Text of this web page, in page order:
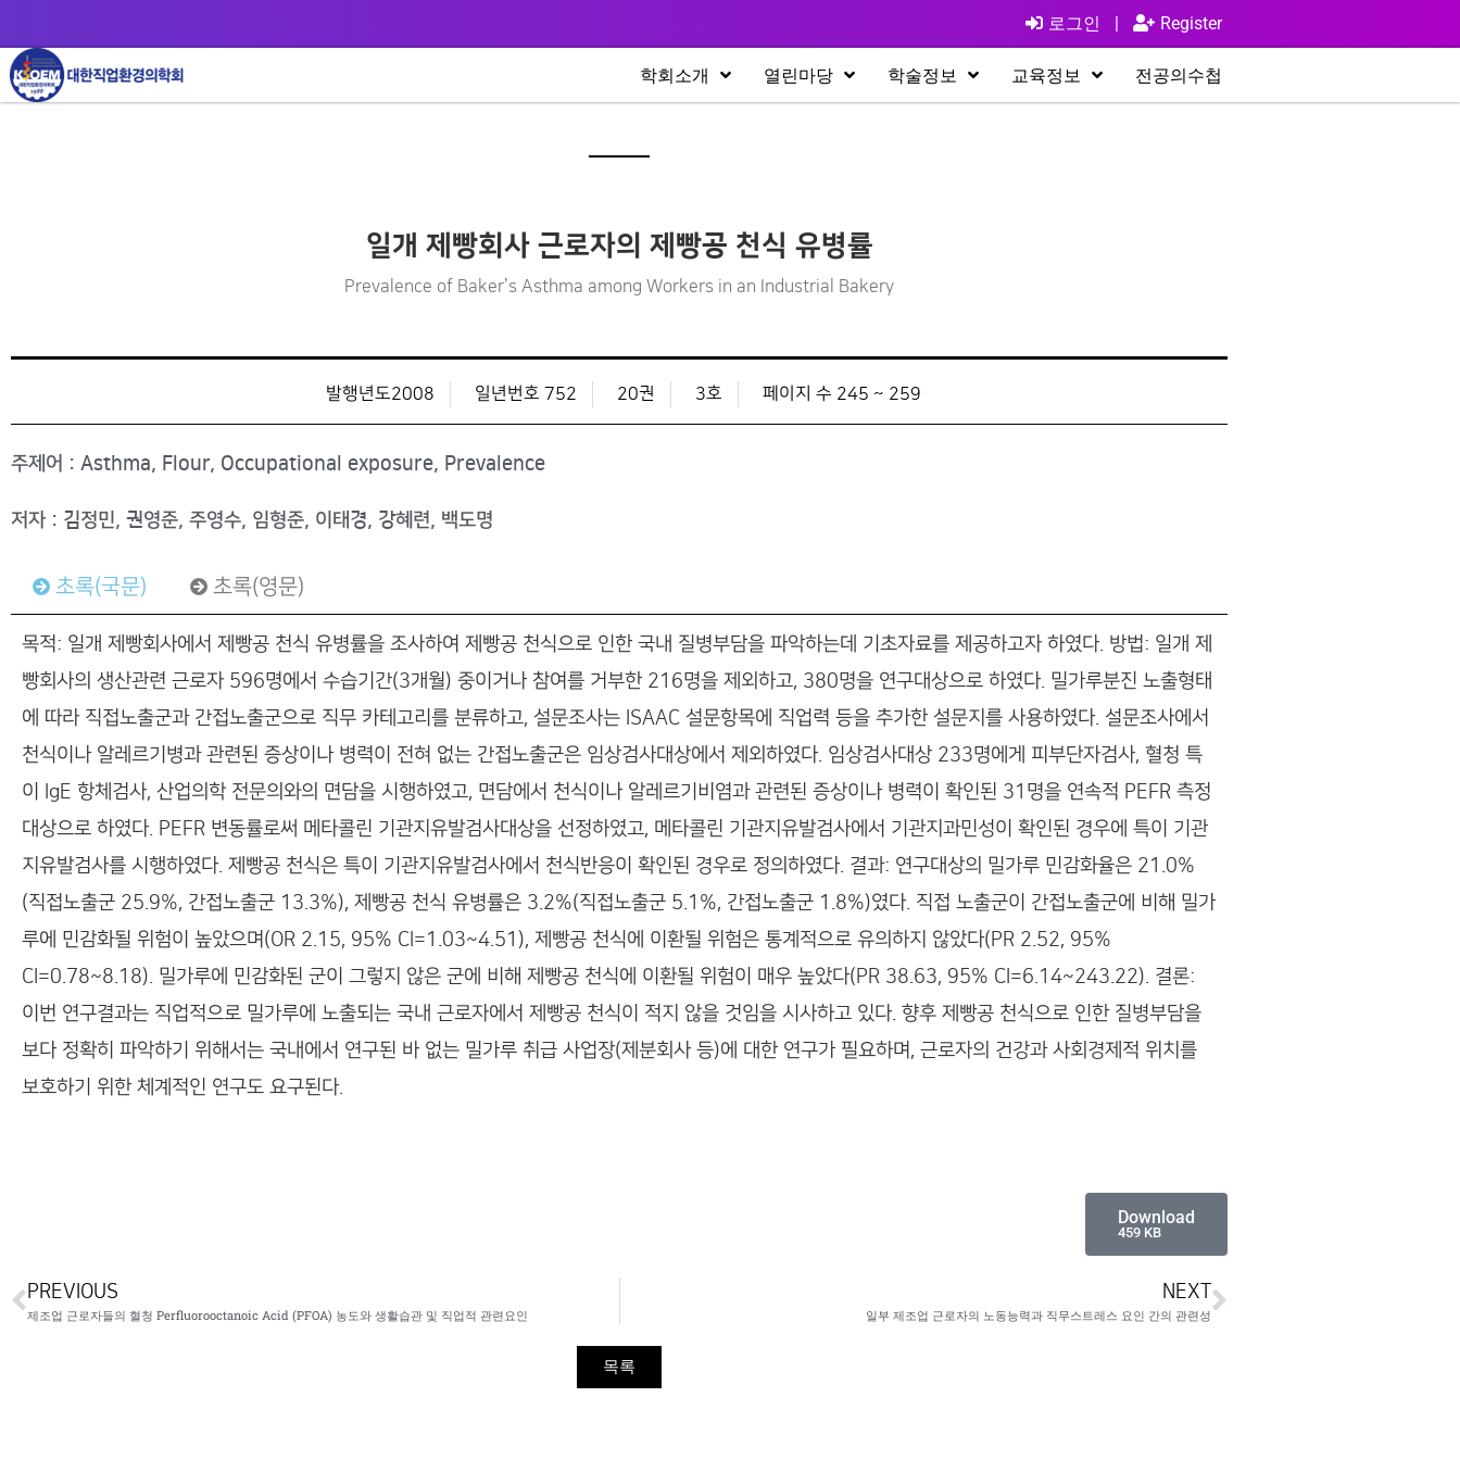
로그인 | Register
학회소개 열린마당 학술정보 교육정보 전공의수첩
일개 제빵회사 근로자의 제빵공 천식 유병률
Prevalence of Baker’s Asthma among Workers in an Industrial Bakery
발행년도2008 일년번호 752 20권 3호 페이지 수 245 ~ 259
주제어 : Asthma, Flour, Occupational exposure, Prevalence
저자 : 김정민, 권영준, 주영수, 임형준, 이태경, 강혜련, 백도명
초록(국문) 초록(영문)
목적: 일개 제빵회사에서 제빵공 천식 유병률을 조사하여 제빵공 천식으로 인한 국내 질병부담을 파악하는데 기초자료를 제공하고자 하였다. 방법: 일개 제
빵회사의 생산관련 근로자 596명에서 수습기간(3개월) 중이거나 참여를 거부한 216명을 제외하고, 380명을 연구대상으로 하였다. 밀가루분진 노출형태
에 따라 직접노출군과 간접노출군으로 직무 카테고리를 분류하고, 설문조사는 ISAAC 설문항목에 직업력 등을 추가한 설문지를 사용하였다. 설문조사에서
천식이나 알레르기병과 관련된 증상이나 병력이 전혀 없는 간접노출군은 임상검사대상에서 제외하였다. 임상검사대상 233명에게 피부단자검사, 혈청 특
이 IgE 항체검사, 산업의학 전문의와의 면담을 시행하였고, 면담에서 천식이나 알레르기비염과 관련된 증상이나 병력이 확인된 31명을 연속적 PEFR 측정
대상으로 하였다. PEFR 변동률로써 메타콜린 기관지유발검사대상을 선정하였고, 메타콜린 기관지유발검사에서 기관지과민성이 확인된 경우에 특이 기관
지유발검사를 시행하였다. 제빵공 천식은 특이 기관지유발검사에서 천식반응이 확인된 경우로 정의하였다. 결과: 연구대상의 밀가루 민감화율은 21.0%
(직접노출군 25.9%, 간접노출군 13.3%), 제빵공 천식 유병률은 3.2%(직접노출군 5.1%, 간접노출군 1.8%)였다. 직접 노출군이 간접노출군에 비해 밀가
루에 민감화될 위험이 높았으며(OR 2.15, 95% CI=1.03~4.51), 제빵공 천식에 이환될 위험은 통계적으로 유의하지 않았다(PR 2.52, 95%
CI=0.78~8.18). 밀가루에 민감화된 군이 그렇지 않은 군에 비해 제빵공 천식에 이환될 위험이 매우 높았다(PR 38.63, 95% CI=6.14~243.22). 결론:
이번 연구결과는 직업적으로 밀가루에 노출되는 국내 근로자에서 제빵공 천식이 적지 않을 것임을 시사하고 있다. 향후 제빵공 천식으로 인한 질병부담을
보다 정확히 파악하기 위해서는 국내에서 연구된 바 없는 밀가루 취급 사업장(제분회사 등)에 대한 연구가 필요하며, 근로자의 건강과 사회경제적 위치를
보호하기 위한 체계적인 연구도 요구된다.
Download
459 KB
PREVIOUS
제조업 근로자들의 혈청 Perfluorooctanoic Acid (PFOA) 농도와 생활습관 및 직업적 관련요인
NEXT
일부 제조업 근로자의 노동능력과 직무스트레스 요인 간의 관련성
목록